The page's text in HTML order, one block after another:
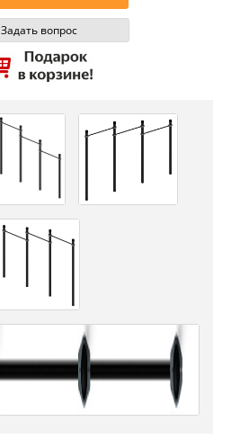
Задать вопрос